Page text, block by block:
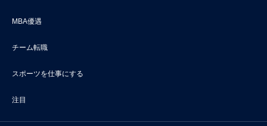
MBA優遇
チーム転職
スポーツを仕事にする
注目